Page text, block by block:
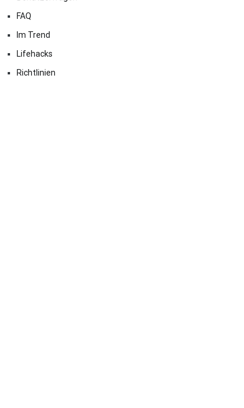
FAQ
Im Trend
Lifehacks
Richtlinien